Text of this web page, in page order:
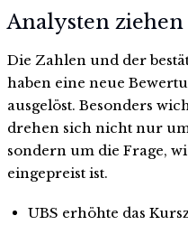
Analysten ziehen
Die Zahlen und der
haben eine neue
ausgelöst. Besonders
drehen sich nicht nur
sondern um die Frage,
eingepreist ist.
UBS erhöhte das